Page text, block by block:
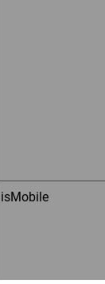
isMobile